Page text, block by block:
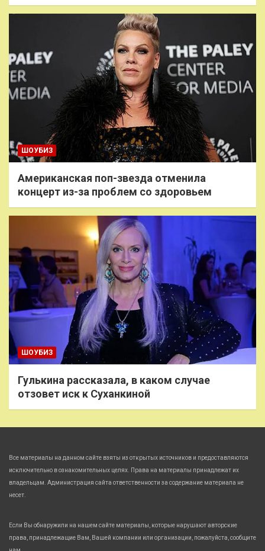
ШОУБИЗ
Американская поп-звезда отменила
концерт из-за проблем со здоровьем
ШОУБИЗ
Гулькина рассказала, в каком случае
отзовет иск к Суханкиной
Все материалы на данном сайте взяты из открытых источников и предоставляются
исключительно в ознакомительных целях. Права на материалы принадлежат их
владельцам. Администрация сайта ответственности за содержание материала не
несет.
Если Вы обнаружили на нашем сайте материалы, которые нарушают авторские
права, принадлежащие Вам, Вашей компании или организации, пожалуйста, сообщите